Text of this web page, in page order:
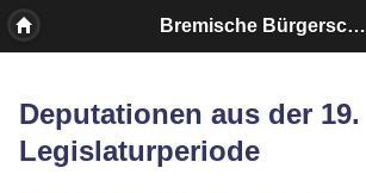
Bremische Bürgerschaft
Deputationen aus der 19.
Legislaturperiode